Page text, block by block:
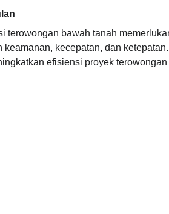
terowongan bawah tanah
keamanan, kecepatan, dan
efisiensi proyek terowongan